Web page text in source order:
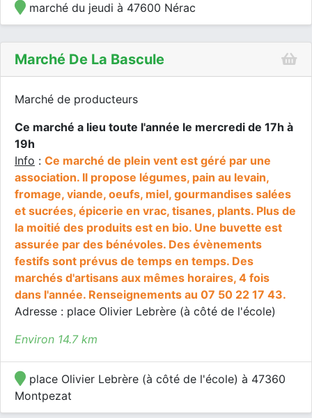
marché du jeudi à 47600 Nérac
Marché De La Bascule
Marché de producteurs
Ce marché a lieu toute l'année le mercredi de 17h à
19h
Info : Ce marché de plein vent est géré par une
association. Il propose légumes, pain au levain,
fromage, viande, oeufs, miel, gourmandises salées
et sucrées, épicerie en vrac, tisanes, plants. Plus de
la moitié des produits est en bio. Une buvette est
assurée par des bénévoles. Des évènements
festifs sont prévus de temps en temps. Des
marchés d'artisans aux mêmes horaires, 4 fois
dans l'année. Renseignements au 07 50 22 17 43.
Adresse : place Olivier Lebrère (à côté de l'école)
Environ 14.7 km
place Olivier Lebrère (à côté de l'école) à 47360
Montpezat